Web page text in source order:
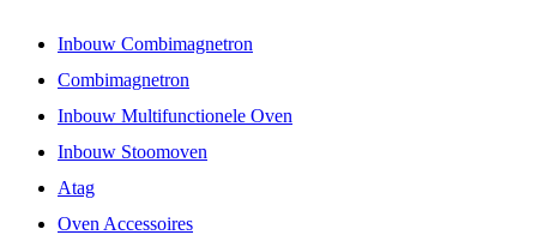
Inbouw Combimagnetron
Combimagnetron
Inbouw Multifunctionele Oven
Inbouw Stoomoven
Atag
Oven Accessoires